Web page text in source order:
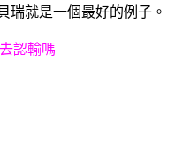
瑞就是一個最好的例子。
認輸嗎